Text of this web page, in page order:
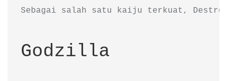
Sebagai salah satu kaiju terkuat,
Godzilla